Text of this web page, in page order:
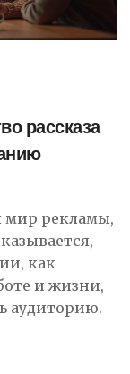
рассказа
мир рекламы,
как
и жизни,
аудиторию.